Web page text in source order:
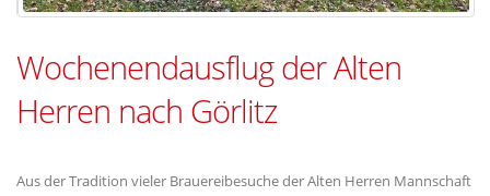
Wochenendausflug der Alten
Herren nach Görlitz
Aus der Tradition vieler Brauereibesuche der Alten Herren Mannschaft